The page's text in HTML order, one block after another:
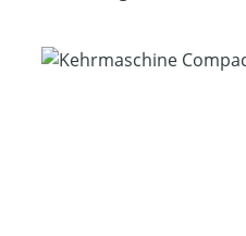
Bildergalerie überspringen